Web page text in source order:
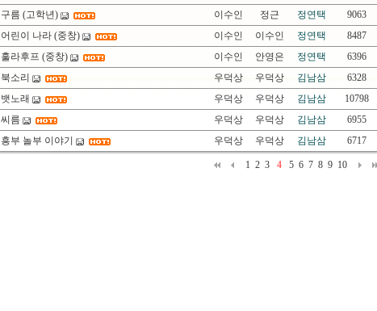
구름 (고학년) 이수인 정근 정연택
9063
어린이 나라 (중창) 이수인 이수인 정연택
8487
훌라후프 (중창) 이수인 안영은 정연택
6396
북소리 우덕상 우덕상 김남삼
6328
뱃노래 우덕상 우덕상 김남삼
10798
씨름 우덕상 우덕상 김남삼
6955
흥부 놀부 이야기 우덕상 우덕상 김남삼 6717
1 2 3 4 5 6 7 8 9 10